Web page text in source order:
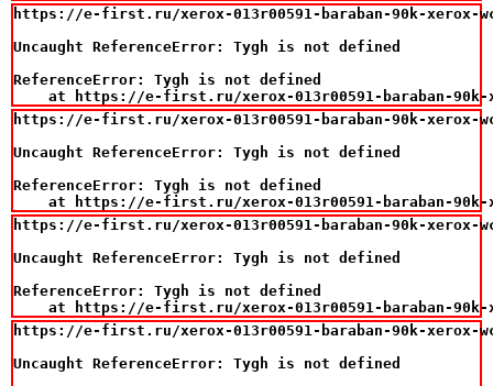
https://e-first.ru/xerox-013r00591-baraban-90k-xerox-wc-
Uncaught ReferenceError: Tygh is not defined
ReferenceError: Tygh is not defined
at https://e-first.ru/xerox-013r00591-baraban-
https://e-first.ru/xerox-013r00591-baraban-90k-xerox-wc-
Uncaught ReferenceError: Tygh is not defined
ReferenceError: Tygh is not defined
at https://e-first.ru/xerox-013r00591-baraban-
https://e-first.ru/xerox-013r00591-baraban-90k-xerox-wc-
Uncaught ReferenceError: Tygh is not defined
ReferenceError: Tygh is not defined
at https://e-first.ru/xerox-013r00591-baraban-
https://e-first.ru/xerox-013r00591-baraban-90k-xerox-wc-
Uncaught ReferenceError: Tygh is not defined